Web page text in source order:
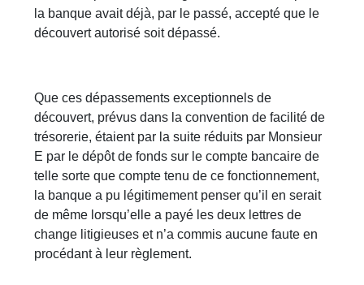
la banque avait déjà, par le passé, accepté que le
découvert autorisé soit dépassé.
Que ces dépassements exceptionnels de
découvert, prévus dans la convention de facilité de
trésorerie, étaient par la suite réduits par Monsieur
E par le dépôt de fonds sur le compte bancaire de
telle sorte que compte tenu de ce fonctionnement,
la banque a pu légitimement penser qu’il en serait
de même lorsqu’elle a payé les deux lettres de
change litigieuses et n’a commis aucune faute en
procédant à leur règlement.